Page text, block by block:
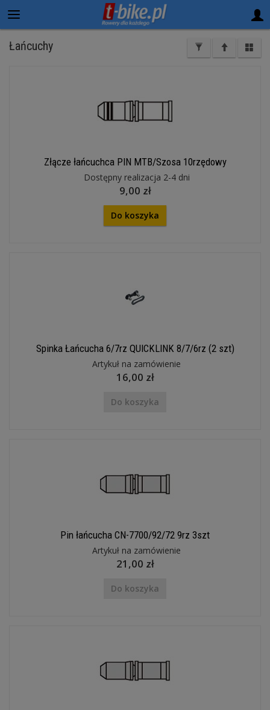
Łańcuchy
Złącze łańcuchca PIN MTB/Szosa 10rzędowy
Dostępny realizacja 2-4 dni
9,00 zł
Do koszyka
Spinka Łańcucha 6/7rz QUICKLINK 8/7/6rz (2 szt)
Artykuł na zamówienie
16,00 zł
Do koszyka
Pin łańcucha CN-7700/92/72 9rz 3szt
Artykuł na zamówienie
21,00 zł
Do koszyka